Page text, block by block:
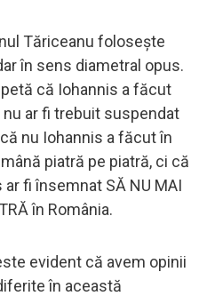
Tăriceanu folosește
în sens diametral opus.
că Iohannis a făcut
ar fi trebuit suspendat
nu Iohannis a făcut în
piatră pe piatră, ci că
fi însemnat SĂ NU MAI
în România.
evident că avem opinii
în această